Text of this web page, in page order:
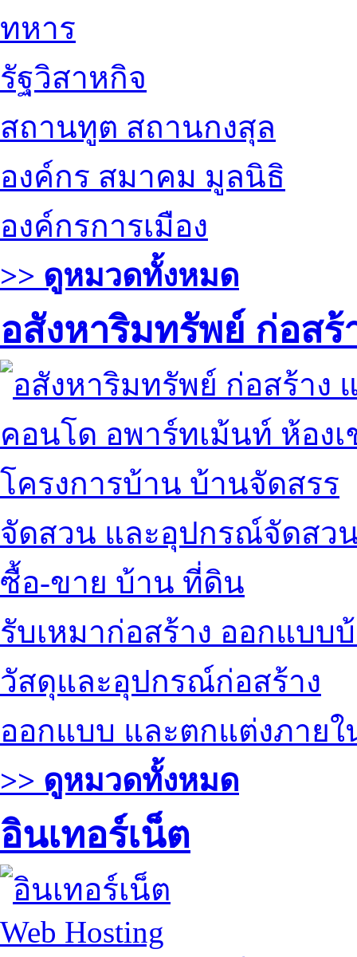
ทหาร
รัฐวิสาหกิจ
สถานทูต สถานกงสุล
องค์กร สมาคม มูลนิธิ
องค์กรการเมือง
>> ดูหมวดทั้งหมด
อสังหาริมทรัพย์ ก่อส
คอนโด อพาร์ทเม้นท์ ห้องเ
โครงการบ้าน บ้านจัดสรร
จัดสวน และอุปกรณ์จัดสว
ซื้อ-ขาย บ้าน ที่ดิน
รับเหมาก่อสร้าง ออกแบบ
วัสดุและอุปกรณ์ก่อสร้าง
ออกแบบ และตกแต่งภายใ
>> ดูหมวดทั้งหมด
อินเทอร์เน็ต
Web Hosting